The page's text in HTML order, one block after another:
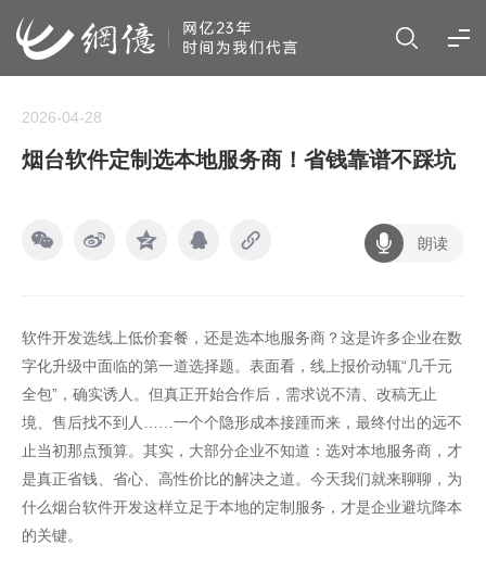
2026-04-28
烟台软件定制选本地服务商！省钱靠谱不踩坑
朗读
软件开发选线上低价套餐，还是选本地服务商？这是许多企业在数
字化升级中面临的第一道选择题。表面看，线上报价动辄“几千元
全包”，确实诱人。但真正开始合作后，需求说不清、改稿无止
境、售后找不到人……一个个隐形成本接踵而来，最终付出的远不
止当初那点预算。其实，大部分企业不知道：选对本地服务商，才
是真正省钱、省心、高性价比的解决之道。今天我们就来聊聊，为
什么烟台软件开发这样立足于本地的定制服务，才是企业避坑降本
的关键。